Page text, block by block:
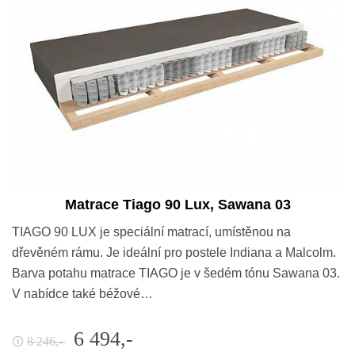
Matrace Tiago 90 Lux, Sawana 03
TIAGO 90 LUX je speciální matrací, umístěnou na
dřevěném rámu. Je ideální pro postele Indiana a Malcolm.
Barva potahu matrace TIAGO je v šedém tónu Sawana 03.
V nabídce také béžové…
🛈 8 246,- 6 494,-